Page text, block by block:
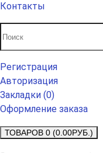
Контакты
Регистрация
Авторизация
Закладки (0)
Оформление заказа
ТОВАРОВ 0 (0.00РУБ.)